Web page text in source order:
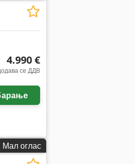
4.990 €
се ДДВ
Мал оглас